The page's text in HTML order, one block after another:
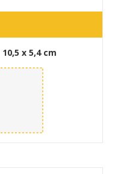
10,5 x 5,4 cm